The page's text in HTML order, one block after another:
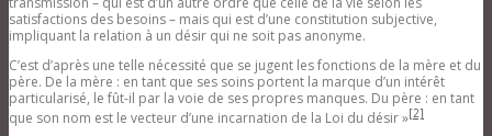
satisfactions des besoins – mais qui est d’une constitution subjective,
impliquant la relation à un désir qui ne soit pas anonyme.
C’est d’après une telle nécessité que se jugent les fonctions de la mère et du
père. De la mère : en tant que ses soins portent la marque d’un intérêt
particularisé, le fût-il par la voie de ses propres manques. Du père : en tant
que son nom est le vecteur d’une incarnation de la Loi du désir »[2]